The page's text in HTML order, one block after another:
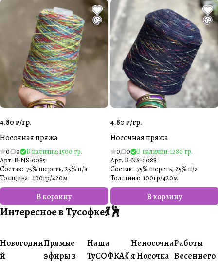
4.80 ₽/гр.
Носочная пряжа
0 0
В наличии: 1500 гр.
Арт. B-NS-0085
В корзину
Состав: 75% шерсть, 25% п/а
Толщина: 100гр/420м
4.80 ₽/гр.
Носочная пряжа
0 0
В наличии: 1280 гр.
Арт. B-NS-0088
В корзину
Состав: 75% шерсть, 25% п/а
Толщина: 100гр/420м
Интересное в Тусофке💃🕺
#Совместники
Новогодни
й
#Житуха
Прямые
эфиры в
#Совместники
Наша
ТуСОФКА💃
#Ваше
творчество
Неносочна
я Носочка
#Ваше
Работы
Весеннего